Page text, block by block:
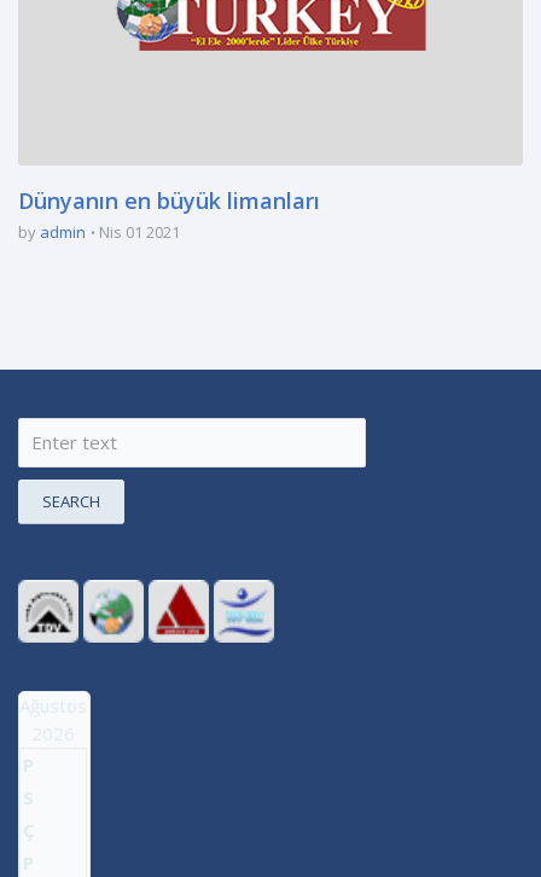
Dünyanın en büyük limanları
by admin Nis 01 2021
SEARCH
Ağustos
2026
P
S
Ç
P